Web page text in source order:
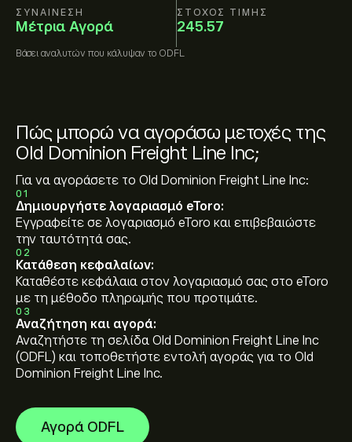
ΣΥΝΑΊΝΕΣΗ
Μέτρια Αγορά
ΣΤΌΧΟΣ ΤΙΜΉΣ
245.57
Βάσει αναλυτών που κάλυψαν το ODFL
Πώς μπορώ να αγοράσω μετοχές της
Old Dominion Freight Line Inc;
Για να αγοράσετε το Old Dominion Freight Line Inc:
01
Δημιουργήστε λογαριασμό eToro:
Εγγραφείτε σε λογαριασμό eToro και επιβεβαιώστε
την ταυτότητά σας.
02
Κατάθεση κεφαλαίων:
Καταθέστε κεφάλαια στον λογαριασμό σας στο eToro
με τη μέθοδο πληρωμής που προτιμάτε.
03
Αναζήτηση και αγορά:
Αναζητήστε τη σελίδα Old Dominion Freight Line Inc
(ODFL) και τοποθετήστε εντολή αγοράς για το Old
Dominion Freight Line Inc.
Αγορά ODFL